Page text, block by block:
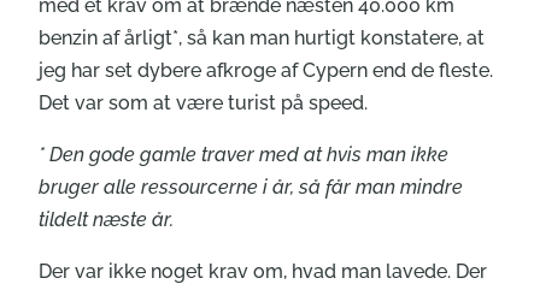
med et krav om at brænde næsten 40.000 km
benzin af årligt*, så kan man hurtigt konstatere, at
jeg har set dybere afkroge af Cypern end de fleste.
Det var som at være turist på speed.
* Den gode gamle traver med at hvis man ikke
bruger alle ressourcerne i år, så får man mindre
tildelt næste år.
Der var ikke noget krav om, hvad man lavede. Der